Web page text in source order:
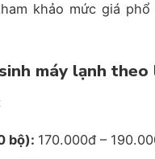
khảo mức giá
máy lạnh
bộ): 170.000đ –